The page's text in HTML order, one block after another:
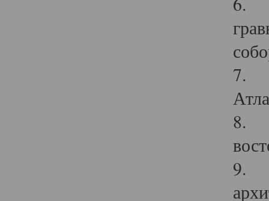
7.
8.
9.